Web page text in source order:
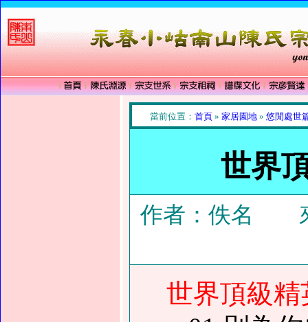
當前位置：首頁 » 家居園地 » 悠閒處世
世界
作者：佚名
世界頂級